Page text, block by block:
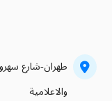
طهران-شارع
والاعلامية